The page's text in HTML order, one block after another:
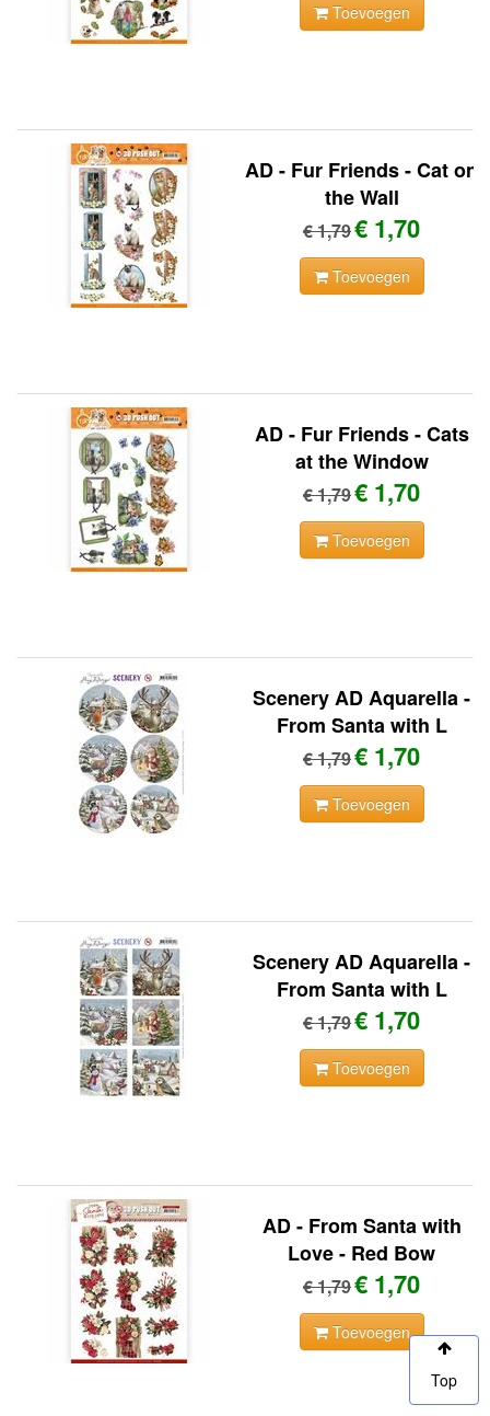
Toevoegen
AD - Fur Friends - Cat on
the Wall
€ 1,79€ 1,70
Toevoegen
AD - Fur Friends - Cats
at the Window
€ 1,79€ 1,70
Toevoegen
Scenery AD Aquarella -
From Santa with L
€ 1,79€ 1,70
Toevoegen
Scenery AD Aquarella -
From Santa with L
€ 1,79€ 1,70
Toevoegen
AD - From Santa with
Love - Red Bow
€ 1,79€ 1,70
Toevoegen
Top